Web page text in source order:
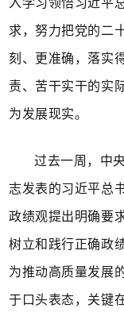
入学习领悟习近平
求，努力把党的二
刻、更准确，落实
责、苦干实干的实
为发展现实。
过去一周，中
志发表的习近平总
政绩观提出明确要
树立和践行正确政
为推动高质量发展
于口头表态，关键